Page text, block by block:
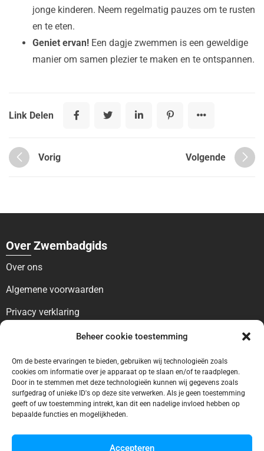
Beheer cookie toestemming
Om de beste ervaringen te bieden, gebruiken wij technologieën zoals
cookies om informatie over je apparaat op te slaan en/of te raadplegen.
Door in te stemmen met deze technologieën kunnen wij gegevens zoals
surfgedrag of unieke ID's op deze site verwerken. Als je geen toestemming
geeft of uw toestemming intrekt, kan dit een nadelige invloed hebben op
bepaalde functies en mogelijkheden.
Accepteren
jonge kinderen. Neem regelmatig pauzes om te rusten
en te eten.
Geniet ervan! Een dagje zwemmen is een geweldige
manier om samen plezier te maken en te ontspannen.
Link Delen
Vorig Volgende
Over Zwembadgids
Over ons
Algemene voorwaarden
Privacy verklaring
Voor bezoekers
Blog
Contact
Voor bedrijven